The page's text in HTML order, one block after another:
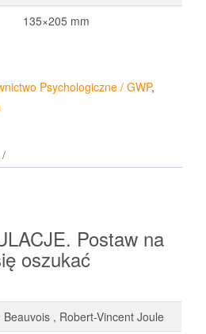
135×205 mm
Psychologiczne / GWP,
Postaw na
oszukać
, Robert-Vincent Joule